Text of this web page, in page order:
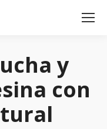
y
con